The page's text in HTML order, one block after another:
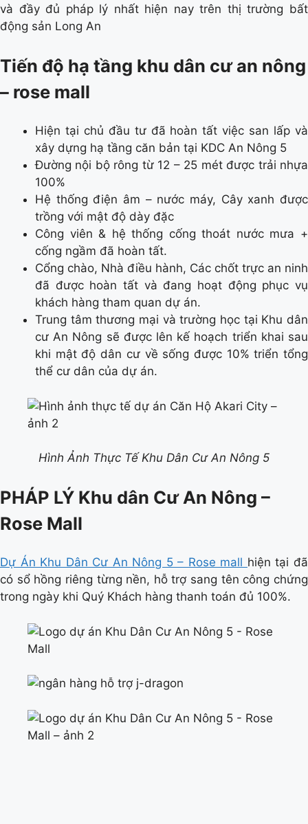
và đầy đủ pháp lý nhất hiện nay trên thị trường bất
động sản Long An
Tiến độ hạ tầng khu dân cư an nông
– rose mall
Hiện tại chủ đầu tư đã hoàn tất việc san lấp và
xây dựng hạ tầng căn bản tại KDC An Nông 5
Đường nội bộ rông từ 12 – 25 mét được trải nhựa
100%
Hệ thống điện âm – nước máy, Cây xanh được
trồng với mật độ dày đặc
Công viên & hệ thống cống thoát nước mưa +
cống ngầm đã hoàn tất.
Cổng chào, Nhà điều hành, Các chốt trực an ninh
đã được hoàn tất và đang hoạt động phục vụ
khách hàng tham quan dự án.
Trung tâm thương mại và trường học tại Khu dân
cư An Nông sẽ được lên kế hoạch triển khai sau
khi mật độ dân cư về sống được 10% triển tổng
thể cư dân của dự án.
Hình Ảnh Thực Tế Khu Dân Cư An Nông 5
PHÁP LÝ Khu dân Cư An Nông –
Rose Mall
Dự Án Khu Dân Cư An Nông 5 – Rose mall hiện tại đã
có sổ hồng riêng từng nền, hỗ trợ sang tên công chứng
trong ngày khi Quý Khách hàng thanh toán đủ 100%.